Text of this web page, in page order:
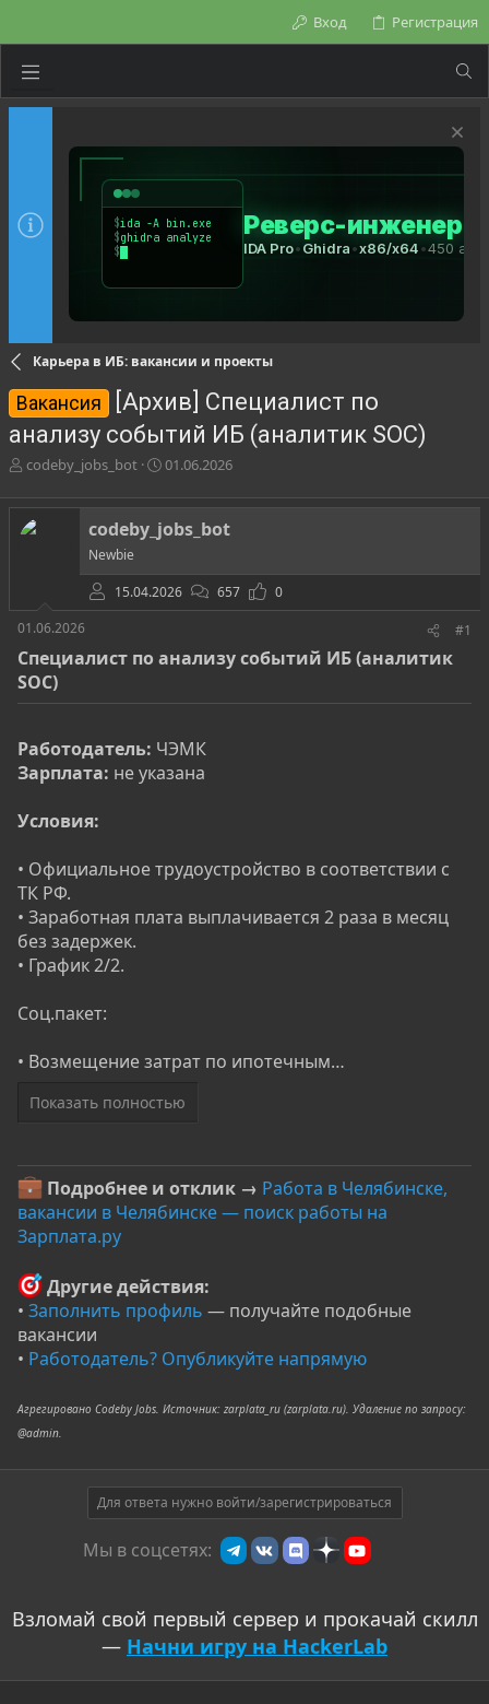
Вход Регистрация
Карьера в ИБ: вакансии и проекты
Вакансия
[Архив] Специалист по
анализу событий ИБ (аналитик SOC)
А
т
о
ы
codeby_jobs_bot
Д
т
а
н
ч
а
01.06.2026
codeby_jobs_bot
Newbie
15.04.2026
657
0
01.06.2026
#1
Специалист по анализу событий ИБ (аналитик
SOC)
Работодатель: ЧЭМК
Зарплата: не указана
Условия:
• Официальное трудоустройство в соответствии с
ТК РФ.
• Заработная плата выплачивается 2 раза в месяц
без задержек.
• График 2/2.
Соц.пакет:
• Возмещение затрат по ипотечным…
Показать полностью
Подробнее и отклик → Работа в Челябинске,
вакансии в Челябинске — поиск работы на
Зарплата.ру
Другие действия:
• Заполнить профиль — получайте подобные
вакансии
• Работодатель? Опубликуйте напрямую
Агрегировано Codeby Jobs. Источник: zarplata_ru (zarplata.ru). Удаление по запросу:
@admin.
Для ответа нужно войти/зарегистрироваться
Мы в соцсетях:
Взломай свой первый сервер и прокачай скилл
— Начни игру на HackerLab